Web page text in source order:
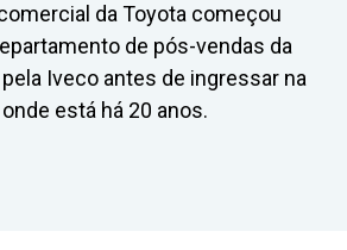
da Toyota começou
de pós-vendas da
Iveco antes de ingressar na
está há 20 anos.